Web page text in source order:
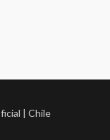
| Chile